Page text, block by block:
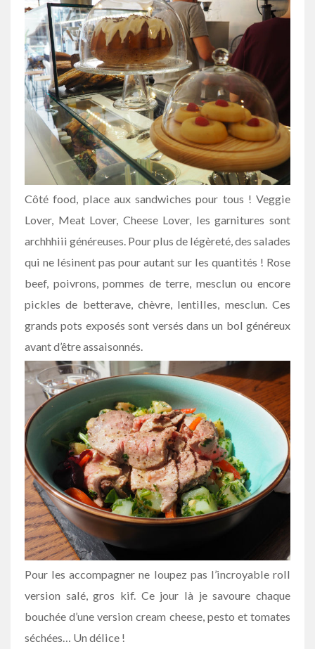
Côté food, place aux sandwiches pour tous ! Veggie
Lover, Meat Lover, Cheese Lover, les garnitures sont
archhhiii généreuses. Pour plus de légèreté, des salades
qui ne lésinent pas pour autant sur les quantités ! Rose
beef, poivrons, pommes de terre, mesclun ou encore
pickles de betterave, chèvre, lentilles, mesclun. Ces
grands pots exposés sont versés dans un bol généreux
avant d’être assaisonnés.
Pour les accompagner ne loupez pas l’incroyable roll
version salé, gros kif. Ce jour là je savoure chaque
bouchée d’une version cream cheese, pesto et tomates
séchées… Un délice !